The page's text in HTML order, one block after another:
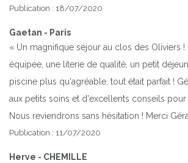
Publication : 18/07/2020
Gaetan - Paris
« Un magnifique séjour au clos des Oliviers
équipée, une literie de qualité, un petit
piscine plus qu'agréable, tout était parfait !
aux petits soins et d'excellents conseils pour
Nous reviendrons sans hésitation ! Merci
Publication : 11/07/2020
Herve - CHEMILLE